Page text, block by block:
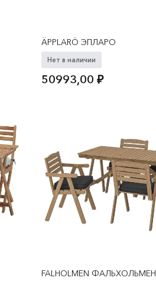
ÄPPLARÖ ЭПЛАРО
Нет в наличии
50993,00₽
FALHOLMEN ФАЛЬХОЛЬМЕН